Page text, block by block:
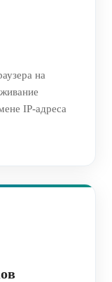
на
IP-адреса